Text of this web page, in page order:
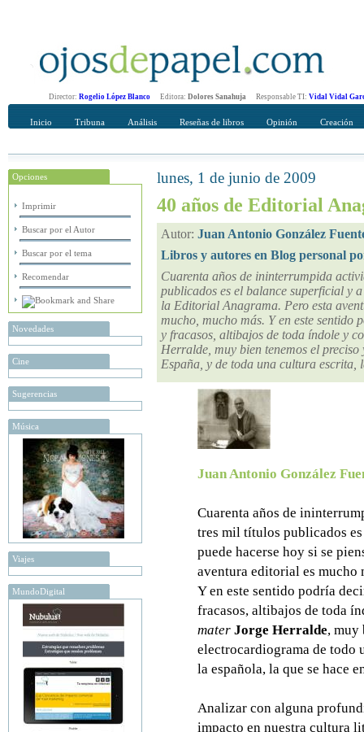
Director: Rogelio López Blanco Editora: Dolores Sanahuja Responsable TI: Vidal Vidal
Inicio Tribuna Análisis Reseñas de libros Opinión Creación
Opciones
Imprimir
Buscar por el Autor
Buscar por el tema
Recomendar
Novedades
Cine
Sugerencias
Música
Viajes
MundoDigital
Recomendar
lunes, 1 de junio de 2009
40 años de Editorial
Autor: Juan Antonio González
Libros y autores en Blog personal
Cuarenta años de ininterrumpida
publicados es el balance superficial y
la Editorial Anagrama. Pero esta
mucho, mucho más. Y en este sentido
y fracasos, altibajos de toda índole y
Herralde, muy bien tenemos el
España, y de toda una cultura escrita,
Juan Antonio González
Cuarenta años de
tres mil títulos publicados
puede hacerse hoy si se
aventura editorial es mucho
Y en este sentido podría
fracasos, altibajos de toda
mater Jorge Herralde, muy
electrocardiograma de todo
la española, la que se hace
Analizar con alguna
impacto en nuestra cultura